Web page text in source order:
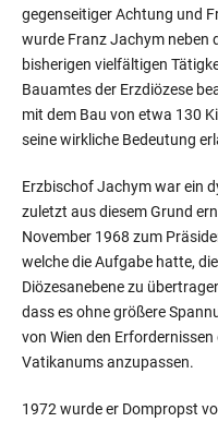
gegenseitiger Achtung und
wurde Franz Jachym neben
bisherigen vielfältigen
Bauamtes der Erzdiözese
mit dem Bau von etwa 130
seine wirkliche Bedeutung
Erzbischof Jachym war ein
zuletzt aus diesem Grund
November 1968 zum
welche die Aufgabe hatte,
Diözesanebene zu
dass es ohne größere
von Wien den
Vatikanums anzupassen.
1972 wurde er Dompropst